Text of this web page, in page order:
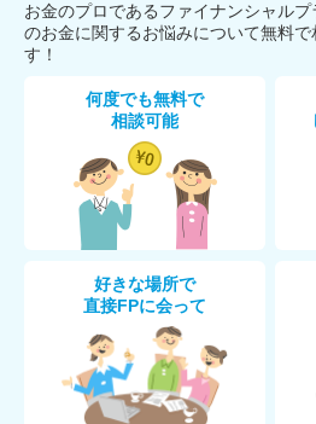
お金のプロであるファイナンシャル
のお金に関するお悩みについて無料
す！
何度でも無料で
相談可能
好きな場所で
直接FPに会って